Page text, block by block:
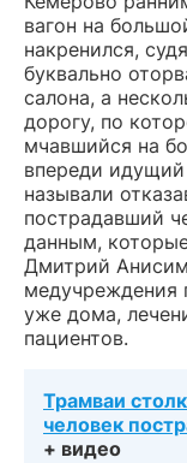
вагон на
накренился,
буквально
салона, а
дорогу, по
мчавшийся на
впереди идущий
называли
пострадавший
данным,
Дмитрий
медучреждения
уже дома,
пациентов.
Трамваи
человек
+ видео